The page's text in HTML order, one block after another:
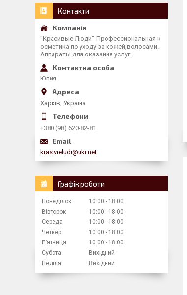
Контакти
"Красивые Люди"-Профессиональная к
осметика по уходу за кожей,волосами.
Аппараты для оказания услуг.
Юлия
Харків, Україна
+380 (98) 620-82-81
krasivieludi@ukr.net
Графік роботи
Понеділок 10:00
18:00
Вівторок
10:00
18:00
Середа
10:00
18:00
Четвер
10:00
18:00
Пʼятниця
10:00
18:00
Субота
Вихідний
Неділя
Вихідний